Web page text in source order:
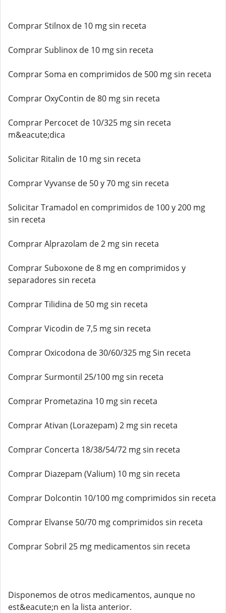
Comprar Stilnox de 10 mg sin receta
Comprar Sublinox de 10 mg sin receta
Comprar Soma en comprimidos de 500 mg sin receta
Comprar OxyContin de 80 mg sin receta
Comprar Percocet de 10/325 mg sin receta
m&eacute;dica
Solicitar Ritalin de 10 mg sin receta
Comprar Vyvanse de 50 y 70 mg sin receta
Solicitar Tramadol en comprimidos de 100 y 200 mg
sin receta
Comprar Alprazolam de 2 mg sin receta
Comprar Suboxone de 8 mg en comprimidos y
separadores sin receta
Comprar Tilidina de 50 mg sin receta
Comprar Vicodin de 7,5 mg sin receta
Comprar Oxicodona de 30/60/325 mg Sin receta
Comprar Surmontil 25/100 mg sin receta
Comprar Prometazina 10 mg sin receta
Comprar Ativan (Lorazepam) 2 mg sin receta
Comprar Concerta 18/38/54/72 mg sin receta
Comprar Diazepam (Valium) 10 mg sin receta
Comprar Dolcontin 10/100 mg comprimidos sin receta
Comprar Elvanse 50/70 mg comprimidos sin receta
Comprar Sobril 25 mg medicamentos sin receta
Disponemos de otros medicamentos, aunque no
est&eacute;n en la lista anterior.